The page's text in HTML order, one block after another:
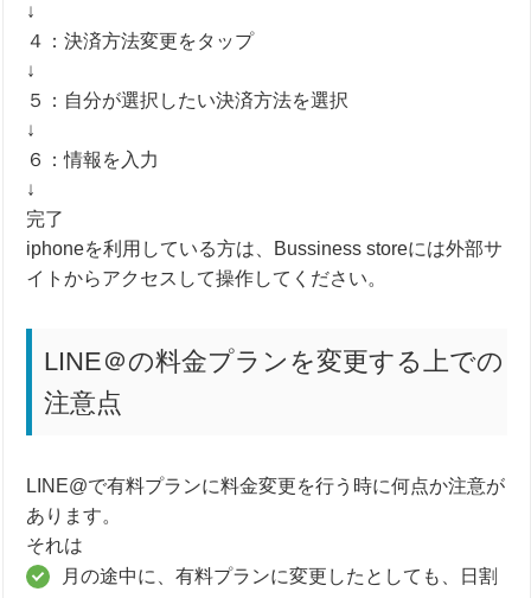
↓
４：決済方法変更をタップ
↓
５：自分が選択したい決済方法を選択
↓
６：情報を入力
↓
完了
iphoneを利用している方は、Bussiness storeには外部サ
イトからアクセスして操作してください。
LINE＠の料金プランを変更する上での
注意点
LINE@で有料プランに料金変更を行う時に何点か注意が
あります。
それは
月の途中に、有料プランに変更したとしても、日割